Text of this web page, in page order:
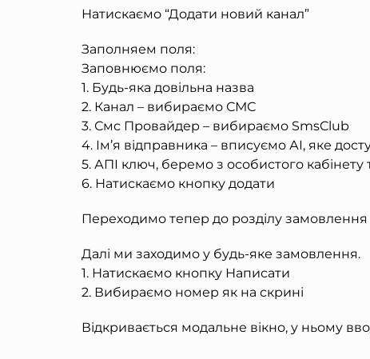
Натискаємо “Додати новий канал”
Заполняем поля:
Заповнюємо поля:
1. Будь-яка довільна назва
2. Канал – вибираємо СМС
3. Смс Провайдер – вибираємо SmsClub
4. Ім’я відправника – вписуємо АІ, яке
5. АПІ ключ, беремо з особистого
6. Натискаємо кнопку додати
Переходимо тепер до розділу замовлення
Далі ми заходимо у будь-яке замовлення.
1. Натискаємо кнопку Написати
2. Вибираємо номер як на скрині
Відкривається модальне вікно, у ньому